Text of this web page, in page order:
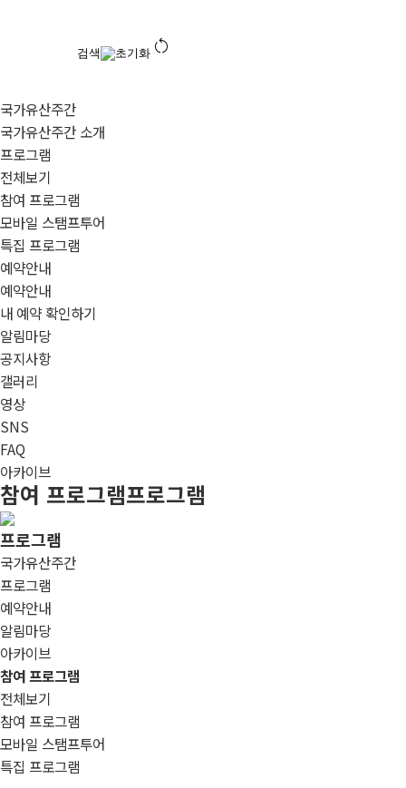
검색 초기화 restart_alt
국가유산주간
국가유산주간 소개
프로그램
전체보기
참여 프로그램
모바일 스탬프투어
특집 프로그램
예약안내
예약안내
내 예약 확인하기
알림마당
공지사항
갤러리
영상
SNS
FAQ
아카이브
참여 프로그램프로그램
프로그램
국가유산주간
프로그램
예약안내
알림마당
아카이브
참여 프로그램
전체보기
참여 프로그램
모바일 스탬프투어
특집 프로그램